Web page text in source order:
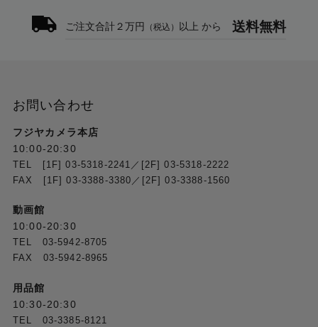
ご注文合計２万円 （税込） 以上 から 送料無料
お問い合わせ
フジヤカメラ本店
10:00-20:30
TEL [1F] 03-5318-2241／[2F] 03-5318-2222
FAX [1F] 03-3388-3380／[2F] 03-3388-1560
動画館
10:00-20:30
TEL 03-5942-8705
FAX 03-5942-8965
用品館
10:30-20:30
TEL 03-3385-8121